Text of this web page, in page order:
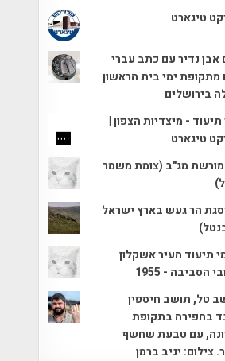
טיגארט
אבן נדיר עם כתב עברי
מתקופת ימי בית הראשון
בירושלים
תיעוד - מיצדיות הצפון |
טיגארט
מג"ב (צומת משמר
הר געש בארץ ישראל
תיעוד העיר אשקלון
הסביבה - 1955
טל, תושב חיספין
בחפירה בתקופת
עם טבעת שחשף
צילום: יניב ברמן